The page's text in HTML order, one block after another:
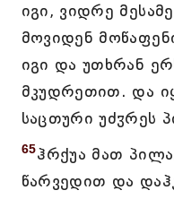
იგი, ვიდრე
მოვიდენ
იგი და უთხრან
მკუდრეთით. და
საცთური უძჳრეს
65ჰრქუა მათ
წარვედით და